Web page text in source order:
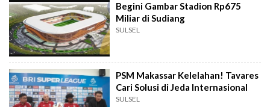
Begini Gambar Stadion Rp675
Miliar di Sudiang
SULSEL
PSM Makassar Kelelahan! Tavares
Cari Solusi di Jeda Internasional
SULSEL